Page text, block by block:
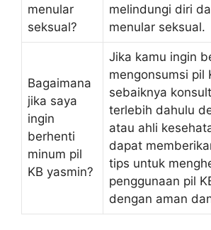
menular
seksual?
melindungi diri
menular seksual.
Bagaimana
jika saya
ingin
berhenti
minum pil
KB yasmin?
Jika kamu ingin
mengonsumsi pil
sebaiknya
terlebih dahulu
atau ahli
dapat
tips untuk
penggunaan pil
dengan aman